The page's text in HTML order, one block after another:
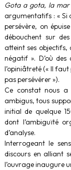
Gota a gota, la mar
argumentatifs : « Si
persévère, on
débouchent sur
atteint ses objectifs,
négatif ». D’où
l’opiniâtreté (« Il
pas persévérer »).
Ce constat nous a
ambigus, tous
initial de quelque
dont l’ambiguïté
d’analyse.
Interrogeant le
discours en alliant
l’ouvrage inaugure